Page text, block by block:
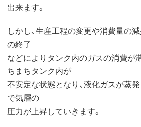
出来ます。
しかし、生産工程の変更や消費量の
の終了
などによりタンク内のガスの消費が
ちまちタンク内が
不安定な状態となり、液化ガスが蒸
で気層の
圧力が上昇していきます。